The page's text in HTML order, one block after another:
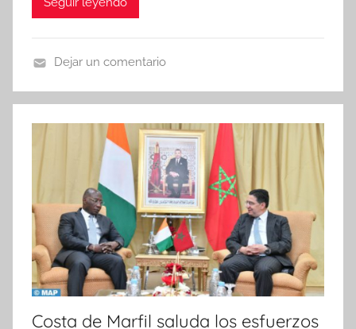
o
t
a
Dejar un comentario
Costa de Marfil saluda los esfuerzos